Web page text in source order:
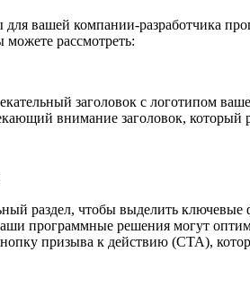
вашей компании-разработчика
можете рассмотреть:
заголовок с логотипом
внимание заголовок,
раздел, чтобы выделить
программные решения могут
призыва к действию (CTA),